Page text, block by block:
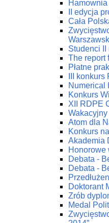
II edycja
Cała
Studenci
The report
Płatne
III
Numerical
Konkurs
XII RDPE
Atom dla
Konkurs
Akademia
Honorowe
Debata -
Debata -
Doktorant
Zrób
Medal